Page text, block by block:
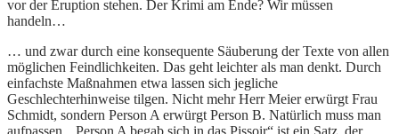
vor der Eruption stehen. Der Krimi am Ende? Wir müssen
handeln…
… und zwar durch eine konsequente Säuberung der Texte von allen
möglichen Feindlichkeiten. Das geht leichter als man denkt. Durch
einfachste Maßnahmen etwa lassen sich jegliche
Geschlechterhinweise tilgen. Nicht mehr Herr Meier erwürgt Frau
Schmidt, sondern Person A erwürgt Person B. Natürlich muss man
aufpassen. „Person A begab sich in das Pissoir“ ist ein Satz, der